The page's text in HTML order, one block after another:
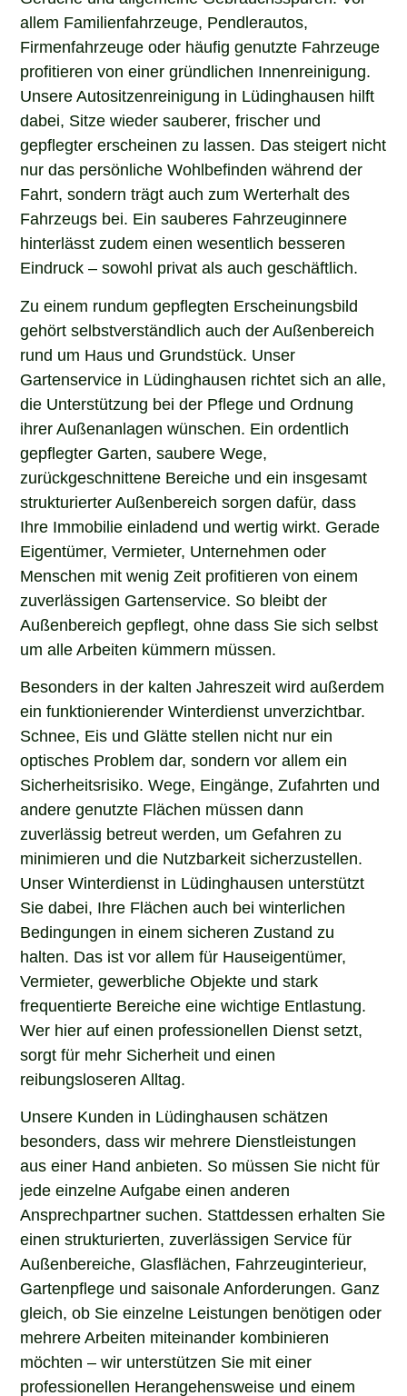
allem Familienfahrzeuge, Pendlerautos,
Firmenfahrzeuge oder häufig genutzte Fahrzeuge
profitieren von einer gründlichen Innenreinigung.
Unsere Autositzenreinigung in Lüdinghausen hilft
dabei, Sitze wieder sauberer, frischer und
gepflegter erscheinen zu lassen. Das steigert nicht
nur das persönliche Wohlbefinden während der
Fahrt, sondern trägt auch zum Werterhalt des
Fahrzeugs bei. Ein sauberes Fahrzeuginnere
hinterlässt zudem einen wesentlich besseren
Eindruck – sowohl privat als auch geschäftlich.
Zu einem rundum gepflegten Erscheinungsbild
gehört selbstverständlich auch der Außenbereich
rund um Haus und Grundstück. Unser
Gartenservice in Lüdinghausen richtet sich an alle,
die Unterstützung bei der Pflege und Ordnung
ihrer Außenanlagen wünschen. Ein ordentlich
gepflegter Garten, saubere Wege,
zurückgeschnittene Bereiche und ein insgesamt
strukturierter Außenbereich sorgen dafür, dass
Ihre Immobilie einladend und wertig wirkt. Gerade
Eigentümer, Vermieter, Unternehmen oder
Menschen mit wenig Zeit profitieren von einem
zuverlässigen Gartenservice. So bleibt der
Außenbereich gepflegt, ohne dass Sie sich selbst
um alle Arbeiten kümmern müssen.
Besonders in der kalten Jahreszeit wird außerdem
ein funktionierender Winterdienst unverzichtbar.
Schnee, Eis und Glätte stellen nicht nur ein
optisches Problem dar, sondern vor allem ein
Sicherheitsrisiko. Wege, Eingänge, Zufahrten und
andere genutzte Flächen müssen dann
zuverlässig betreut werden, um Gefahren zu
minimieren und die Nutzbarkeit sicherzustellen.
Unser Winterdienst in Lüdinghausen unterstützt
Sie dabei, Ihre Flächen auch bei winterlichen
Bedingungen in einem sicheren Zustand zu
halten. Das ist vor allem für Hauseigentümer,
Vermieter, gewerbliche Objekte und stark
frequentierte Bereiche eine wichtige Entlastung.
Wer hier auf einen professionellen Dienst setzt,
sorgt für mehr Sicherheit und einen
reibungsloseren Alltag.
Unsere Kunden in Lüdinghausen schätzen
besonders, dass wir mehrere Dienstleistungen
aus einer Hand anbieten. So müssen Sie nicht für
jede einzelne Aufgabe einen anderen
Ansprechpartner suchen. Stattdessen erhalten Sie
einen strukturierten, zuverlässigen Service für
Außenbereiche, Glasflächen, Fahrzeuginterieur,
Gartenpflege und saisonale Anforderungen. Ganz
gleich, ob Sie einzelne Leistungen benötigen oder
mehrere Arbeiten miteinander kombinieren
möchten – wir unterstützen Sie mit einer
professionellen Herangehensweise und einem